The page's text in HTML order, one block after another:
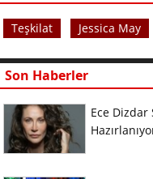
Teşkilat Jessica May
Son Haberler
Ece Dizdar